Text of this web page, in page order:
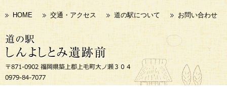
HOME 交通・アクセス 道の駅について お問い合わせ